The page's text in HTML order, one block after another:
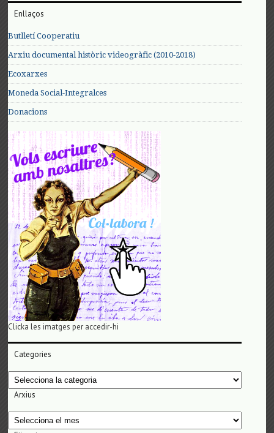
Enllaços
Butlletí Cooperatiu
Arxiu documental històric videogràfic (2010-2018)
Ecoxarxes
Moneda Social-Integralces
Donacions
Clicka les imatges per accedir-hi
Categories
Categories
Arxius
Arxius